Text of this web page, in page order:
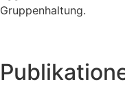
Gruppenhaltung.